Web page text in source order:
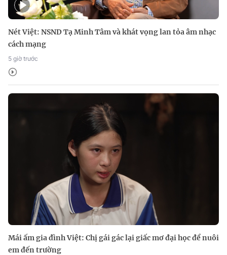
Nét Việt: NSND Tạ Minh Tâm và khát vọng lan tỏa âm nhạc
cách mạng
5 giờ trước
Mái ấm gia đình Việt: Chị gái gác lại giấc mơ đại học để nuôi
em đến trường